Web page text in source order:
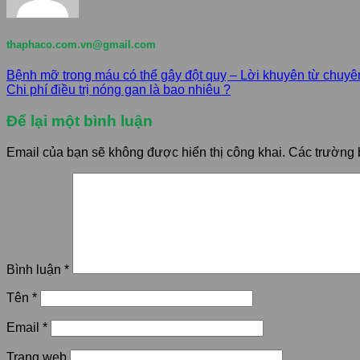
thaphaco.com.vn@gmail.com
Bệnh mỡ trong máu có thể gây đột quỵ – Lời khuyên từ
Chi phí điều trị nóng gan là bao nhiêu ?
Để lại một bình luận
Email của bạn sẽ không được hiển thị công khai. Các trường
Bình luận *
Tên *
Email *
Trang web